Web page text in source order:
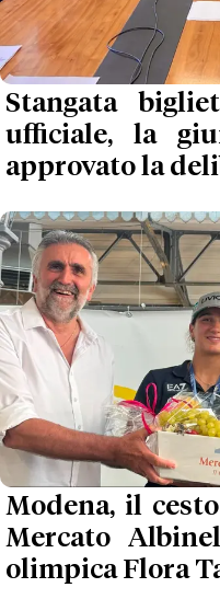
Stangata
ufficiale, la
approvato la
Modena, il
Mercato
olimpica Flora